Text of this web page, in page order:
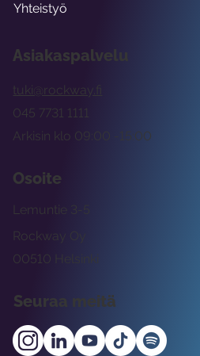
Asiakaspalvelu
tuki@rockway.fi
Arkisin klo 09:00 -15:00
045 7731 1111
Osoite
Rockway Oy
Lemuntie 3-5
00510 Helsinki
Seuraa meitä
Yhteistyö